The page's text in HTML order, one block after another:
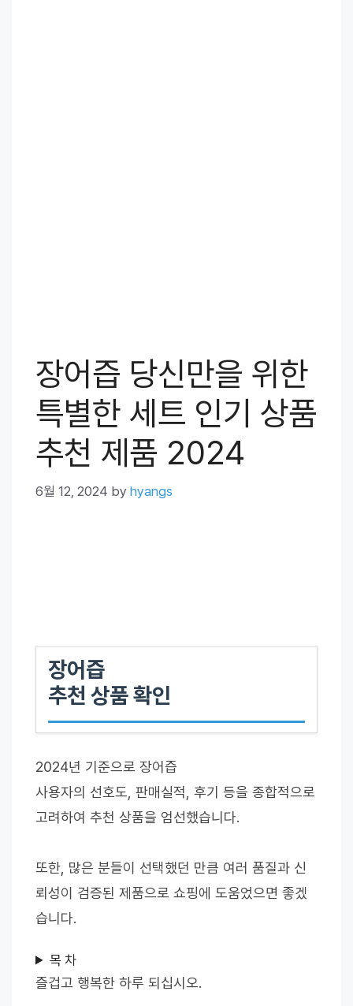
장어즙 당신만을 위한
특별한 세트 인기 상품
추천 제품 2024
6월 12, 2024 by hyangs
장어즙
추천 상품 확인
2024년 기준으로 장어즙
사용자의 선호도, 판매실적, 후기 등을 종합적으로
고려하여 추천 상품을 엄선했습니다.
또한, 많은 분들이 선택했던 만큼 여러 품질과 신
뢰성이 검증된 제품으로 쇼핑에 도움었으면 좋겠
습니다.
목 차
즐겁고 행복한 하루 되십시오.